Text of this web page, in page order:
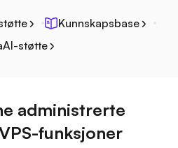
Kunnskapsbase
støtte
administrerte
funksjoner